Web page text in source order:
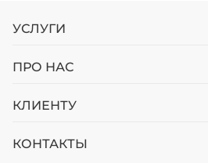
УСЛУГИ
ПРО НАС
КЛИЕНТУ
КОНТАКТЫ